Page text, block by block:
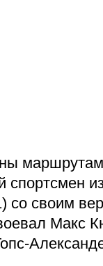
спортсмен
со своим
Макс